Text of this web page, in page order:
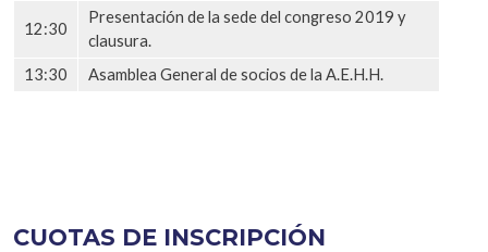
12:30
Presentación de la sede del congreso 2019 y
clausura.
13:30
Asamblea General de socios de la A.E.H.H.
CUOTAS DE INSCRIPCIÓN